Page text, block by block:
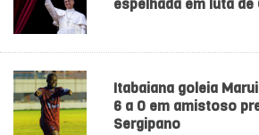
espelhada em luta de
Itabaiana goleia
6 a 0 em amistoso
Sergipano